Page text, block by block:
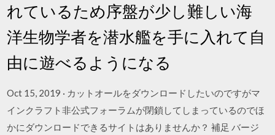
れているため序盤が少し難しい海
洋生物学者を潜水艦を手に入れて自
由に遊べるようになる
Oct 15, 2019 · カットオールをダウンロードしたいのですがマ
インクラフト非公式フォーラムが閉鎖してしまっているのでほ
かにダウンロードできるサイトはありませんか？ 補足 バージ